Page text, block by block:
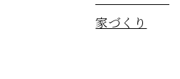
家づくり